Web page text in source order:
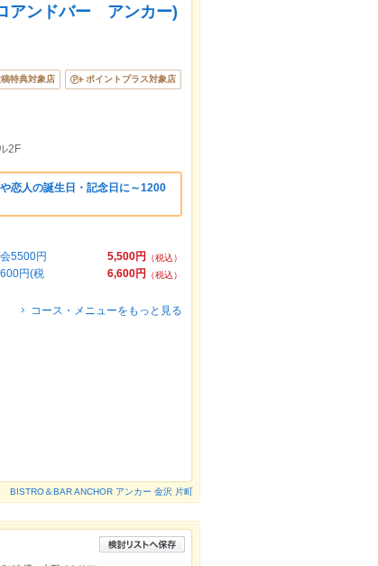
アンドバー アンカー)
特典対象店 ポイントプラス対象店
2F
恋人の誕生日・記念日に～1200
5,500円
（税込）
5500円
6,600円
（税込）
円(税
コース・メニューをもっと見る
BISTRO＆BAR ANCHOR アンカー 金沢 片町